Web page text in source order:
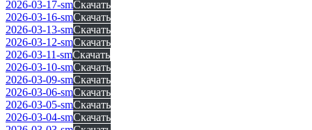
2026-03-17-smСкачать
2026-03-16-smСкачать
2026-03-13-smСкачать
2026-03-12-smСкачать
2026-03-11-smСкачать
2026-03-10-smСкачать
2026-03-09-smСкачать
2026-03-06-smСкачать
2026-03-05-smСкачать
2026-03-04-smСкачать